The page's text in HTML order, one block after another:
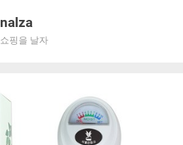
nalza
쇼핑을 날자